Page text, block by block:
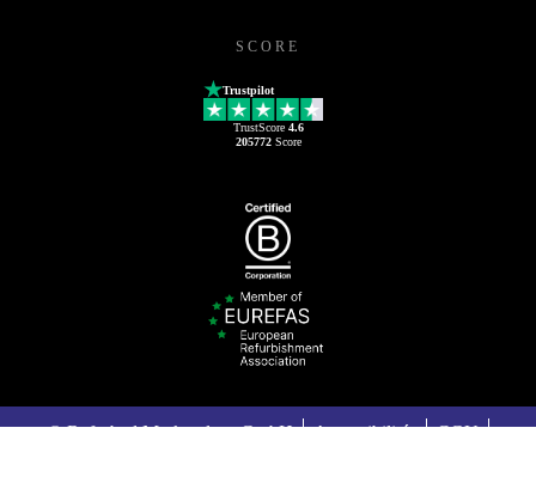
SCORE
Trustpilot
TrustScore 4.6
205772Score
© Refurbed Marketplace GmbH Accessibilités
CGU